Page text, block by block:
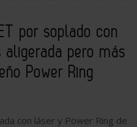
por soplado con
pero más
Power Ring
con láser y Power Ring de